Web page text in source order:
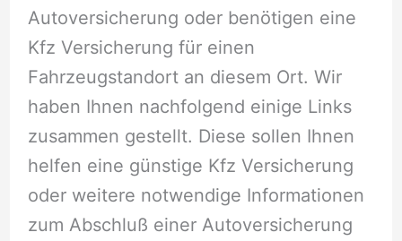
Autoversicherung oder benötigen eine
Kfz Versicherung für einen
Fahrzeugstandort an diesem Ort. Wir
haben Ihnen nachfolgend einige Links
zusammen gestellt. Diese sollen Ihnen
helfen eine günstige Kfz Versicherung
oder weitere notwendige Informationen
zum Abschluß einer Autoversicherung